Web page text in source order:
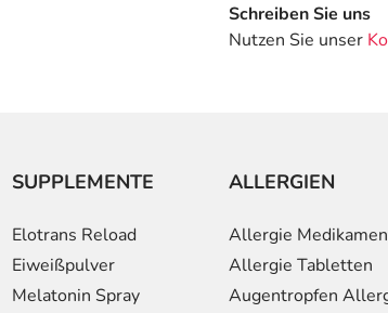
Schreiben Sie uns
Nutzen Sie unser
SUPPLEMENTE
Elotrans Reload
Eiweißpulver
Melatonin Spray
ALLERGIEN
Allergie
Allergie Tabletten
Augentropfen